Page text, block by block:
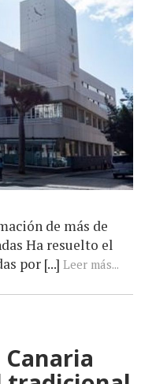
de más de
Ha resuelto el
por [...] Leer más...
Canaria